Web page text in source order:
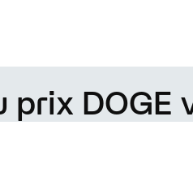
DOGE